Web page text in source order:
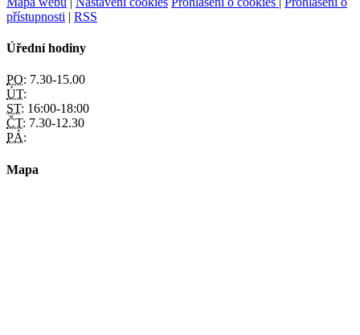
přístupnosti | RSS
Úřední hodiny
PO: 7.30-15.00
ÚT:
ST: 16:00-18:00
ČT: 7.30-12.30
PÁ:
Mapa